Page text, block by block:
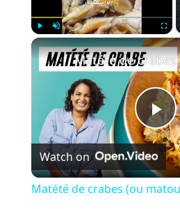
P
l
Watch on
Matété de crabes (ou